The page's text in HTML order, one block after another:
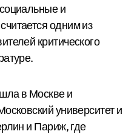
и
одним из
критического
в Москве и
университет и
и Париж, где